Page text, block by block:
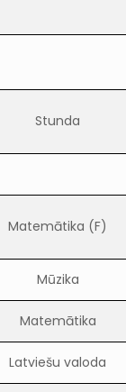
Stunda
Matemātika (F)
Mūzika
Matemātika
Latviešu valoda